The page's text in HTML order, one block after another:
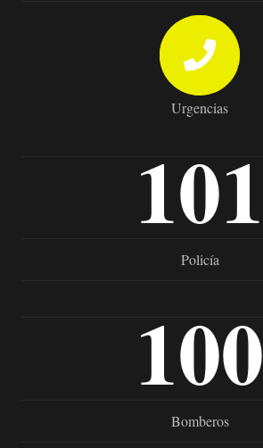
Urgencias
101
Policía
100
Bomberos